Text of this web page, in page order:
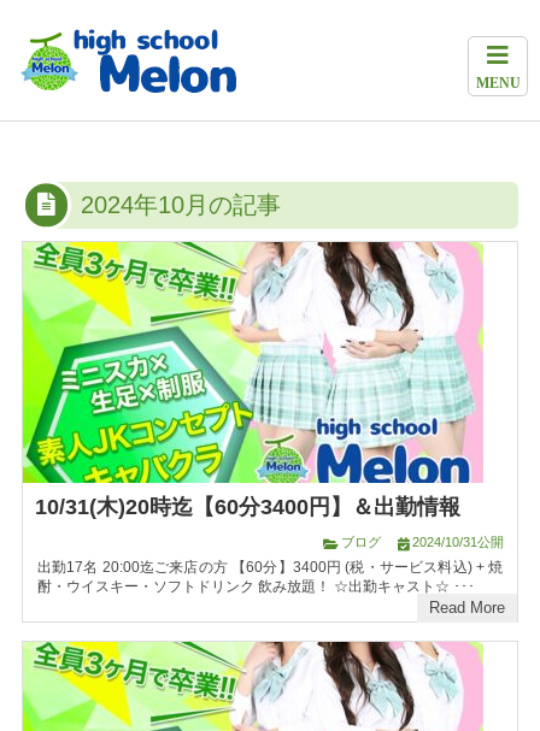
MENU
2024年10月の記事
10/31(木)20時迄【60分3400円】＆出勤情報
ブログ 2024/10/31公開
出勤17名 20:00迄ご来店の方 【60分】3400円 (税・サービス料込) + 焼
酎・ウイスキー・ソフトドリンク 飲み放題！ ☆出勤キャスト☆ ･･･
Read More